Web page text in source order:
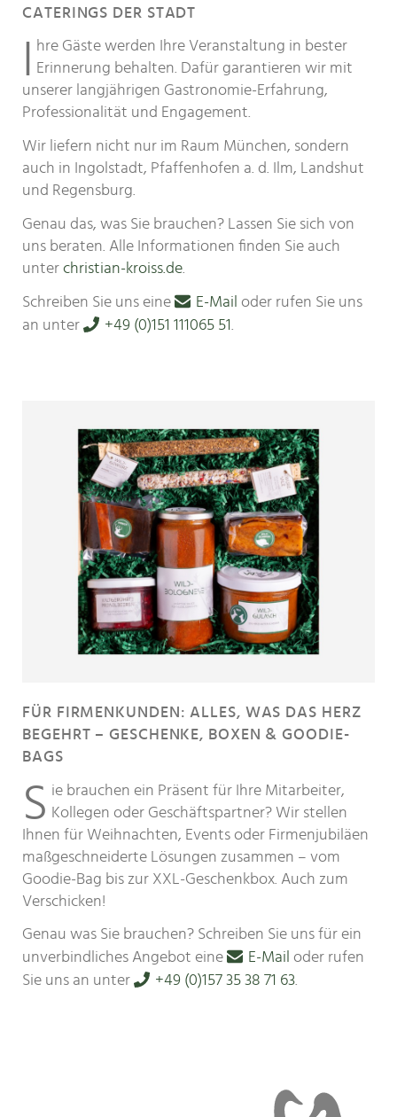
CATERINGS DER STADT
hre Gäste werden Ihre Veranstaltung in bester
Erinnerung behalten. Dafür garantieren wir mit
unserer langjährigen Gastronomie-Erfahrung,
Professionalität und Engagement.
Wir liefern nicht nur im Raum München, sondern
auch in Ingolstadt, Pfaffenhofen a. d. Ilm, Landshut
und Regensburg.
Genau das, was Sie brauchen? Lassen Sie sich von
uns beraten. Alle Informationen finden Sie auch
unterchristian-kroiss.de.
Schreiben Sie uns eine E-Mail oder rufen Sie uns
an unter
+49 (0)151 111065 51.
FÜR FIRMENKUNDEN: ALLES, WAS DAS HERZ
BEGEHRT – GESCHENKE, BOXEN & GOODIE-
BAGS
S ie brauchen ein Präsent für Ihre Mitarbeiter,
Kollegen oder Geschäftspartner? Wir stellen
Ihnen für Weihnachten, Events oder Firmenjubiläen
maßgeschneiderte Lösungen zusammen – vom
Goodie-Bag bis zur XXL-Geschenkbox. Auch zum
Verschicken!
Genau was Sie brauchen? Schreiben Sie uns für ein
unverbindliches Angebot eine
E-Mail oder rufen
Sie uns an unter
+49 (0)157 35 38 71 63.